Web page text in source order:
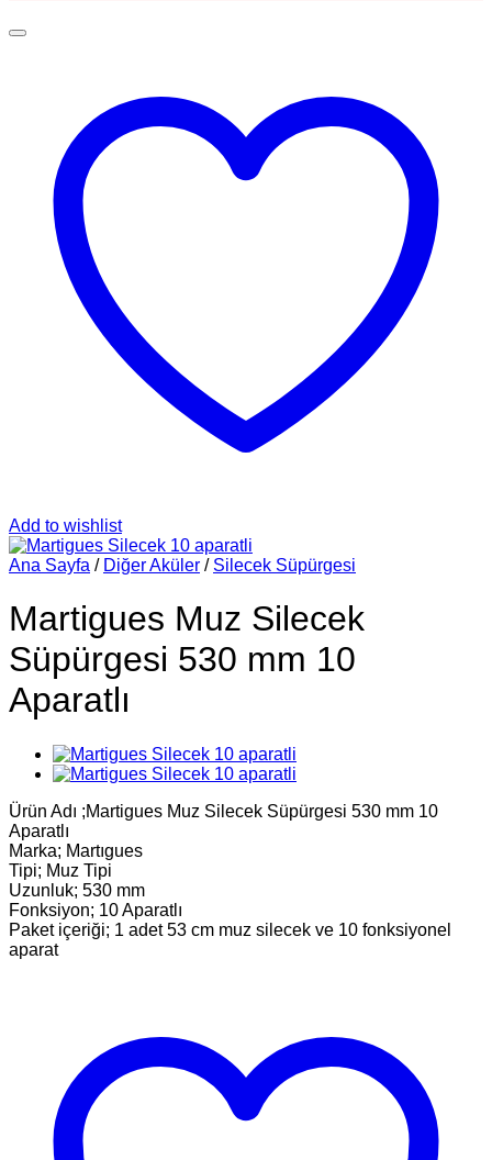
Add to wishlist
Ana Sayfa / Diğer Aküler / Silecek Süpürgesi
Martigues Muz Silecek
Süpürgesi 530 mm 10
Aparatlı
Ürün Adı ;Martigues Muz Silecek Süpürgesi 530 mm 10
Aparatlı
Marka; Martıgues
Tipi; Muz Tipi
Uzunluk; 530 mm
Fonksiyon; 10 Aparatlı
Paket içeriği; 1 adet 53 cm muz silecek ve 10 fonksiyonel
aparat